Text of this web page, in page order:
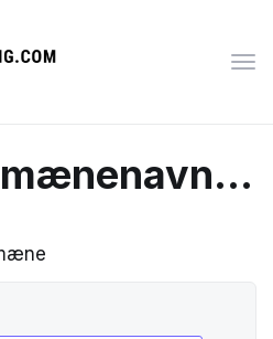
Skift